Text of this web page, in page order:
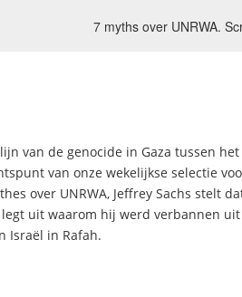
7 myths over UNRWA.
van de genocide in Gaza tussen
van onze wekelijkse selectie
over UNRWA, Jeffrey Sachs stelt
legt uit waarom hij werd verbannen
Israël in Rafah.